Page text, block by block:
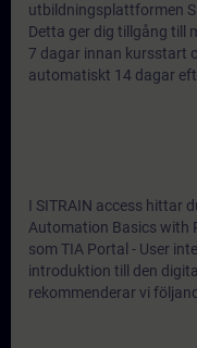
utbildningsplattformen
Detta ger dig tillgång till
7 dagar innan kursstart
automatiskt 14 dagar
I SITRAIN access hittar
Automation Basics with
som TIA Portal - User
introduktion till den
rekommenderar vi